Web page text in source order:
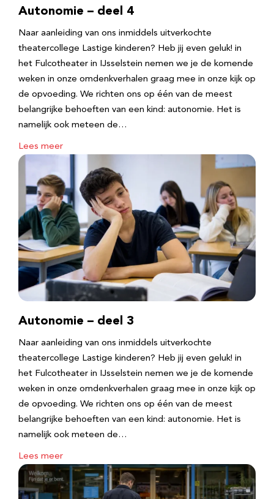
Autonomie – deel 4
Naar aanleiding van ons inmiddels uitverkochte
theatercollege Lastige kinderen? Heb jij even geluk! in
het Fulcotheater in IJsselstein nemen we je de komende
weken in onze omdenkverhalen graag mee in onze kijk op
de opvoeding. We richten ons op één van de meest
belangrijke behoeften van een kind: autonomie. Het is
namelijk ook meteen de…
Lees meer
Autonomie – deel 3
Naar aanleiding van ons inmiddels uitverkochte
theatercollege Lastige kinderen? Heb jij even geluk! in
het Fulcotheater in IJsselstein nemen we je de komende
weken in onze omdenkverhalen graag mee in onze kijk op
de opvoeding. We richten ons op één van de meest
belangrijke behoeften van een kind: autonomie. Het is
namelijk ook meteen de…
Lees meer